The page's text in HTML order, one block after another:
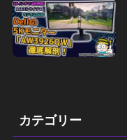
カテゴリー